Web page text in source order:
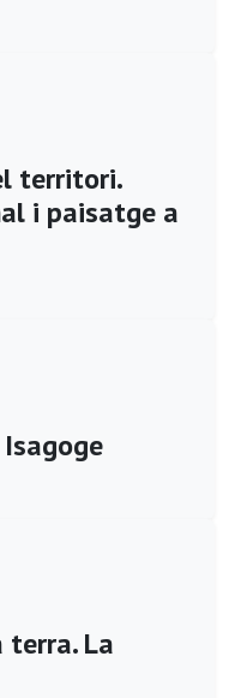
territori.
i paisatge a
terra. La